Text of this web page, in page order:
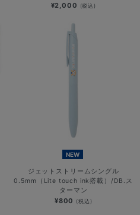
¥2,000 (税込)
NEW
ジェットストリームシングル
0.5mm（Lite touch ink搭載）/DB.ス
ターマン
¥800 (税込)